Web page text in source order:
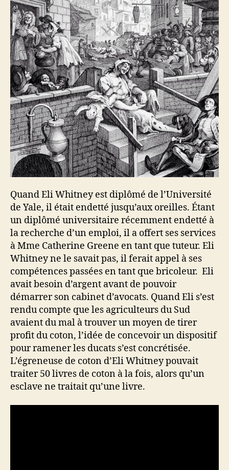
Quand Eli Whitney est diplômé de l’Université
de Yale, il était endetté jusqu’aux oreilles. Étant
un diplômé universitaire récemment endetté à
la recherche d’un emploi, il a offert ses services
à Mme Catherine Greene en tant que tuteur. Eli
Whitney ne le savait pas, il ferait appel à ses
compétences passées en tant que bricoleur. Eli
avait besoin d’argent avant de pouvoir
démarrer son cabinet d’avocats. Quand Eli s’est
rendu compte que les agriculteurs du Sud
avaient du mal à trouver un moyen de tirer
profit du coton, l’idée de concevoir un dispositif
pour ramener les ducats s’est concrétisée.
L’égreneuse de coton d’Eli Whitney pouvait
traiter 50 livres de coton à la fois, alors qu’un
esclave ne traitait qu’une livre.